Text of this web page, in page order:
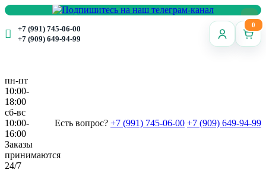
+7 (991) 745-06-00
+7 (909) 649-94-99
0
пн-пт
10:00-
18:00
сб-вс
10:00-
16:00
Заказы
принимаются
24/7
Есть вопрос? +7 (991) 745-06-00 +7 (909) 649-94-99